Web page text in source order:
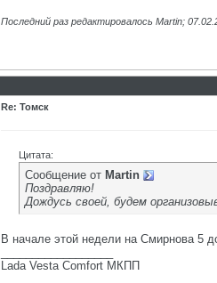
Последний раз редактировалось Martin;
Re: Томск
Цитата:
Сообщение от Martin
Поздравляю!
Дождусь своей, будем
В начале этой недели на Смирнова 5
Lada Vesta Comfort МКПП